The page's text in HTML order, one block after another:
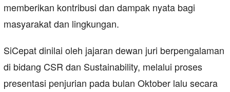
memberikan kontribusi dan dampak nyata bagi
masyarakat dan lingkungan.
SiCepat dinilai oleh jajaran dewan juri berpengalaman
di bidang CSR dan Sustainability, melalui proses
presentasi penjurian pada bulan Oktober lalu secara